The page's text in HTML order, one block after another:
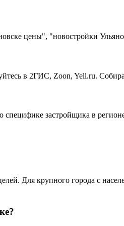
цены", "новостройки
в 2ГИС, Zoon, Yell.ru.
специфике застройщика в
Для крупного города с